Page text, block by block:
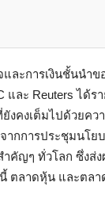
ละการเงินชั้นนำข
และ Reuters ได้ร
ยังคงเต็มไปด้วยค
ากการประชุมนโย
ำคัญๆ ทั่วโลก ซึ่งส่
นี้ ตลาดหุ้น และตล